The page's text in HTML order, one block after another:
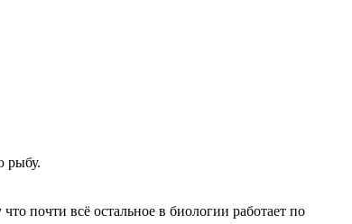
рыбу.
почти всё остальное в биологии работает по